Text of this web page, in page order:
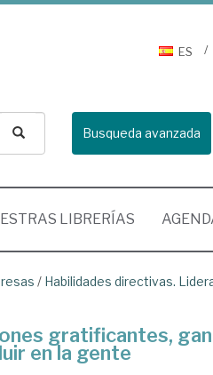
ES
Busqueda avanzada
LIBRERÍAS
/ Habilidades directivas.
gratificantes,
en la gente